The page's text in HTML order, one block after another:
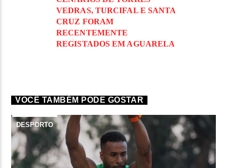
VEDRAS, TURCIFAL E SANTA
CRUZ FORAM
RECENTEMENTE
REGISTADOS EM AGUARELA
VOCÊ TAMBÉM PODE GOSTAR
DESPORTO